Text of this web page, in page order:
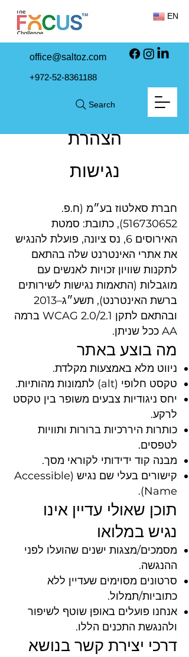
office@saltoz.com
+972-52-8361188
Search
EN
הצהרת
נגישות
חברת סאלטוז בע״מ (ח.פ.
516730652) , כתובת: סמטת
האירוסים 6, נס ציונה, פועלת להנגיש
את אתרי האינטרנט שלה בהתאם
לתקנות שוויון זכויות לאנשים עם
מוגבלות (התאמות נגישות לשירותים
ברשת האינטרנט), תשע״ג–2013
ובהתאם לתקן WCAG 2.0/2.1 ברמה
AA ככל שניתן.
מה בוצע באתר
ניווט מלא באמצעות מקלדת.
טקסט חלופי (alt) לתמונות מהותיות.
יחס ניגודיות צבעים משופר בין טקסט
לרקע.
כותרות היררכיות ברורות ותוויות
לטפסים.
מבנה קוד ידידותי לקוראי מסך.
קישורים בעלי שם נגיש (Accessible
Name).
תוכן שאולי עדיין אינו
נגיש במלואו
מסמכים/מצגות ישנים שהועלו לפני
ההנגשה.
סרטונים מסוימים שעדיין ללא
כתוביות/תמלול.
אנחנו פועלים באופן שוטף לשיפור
ולהנגשת התכנים הללו.
דרכי יצירת קשר בנושא